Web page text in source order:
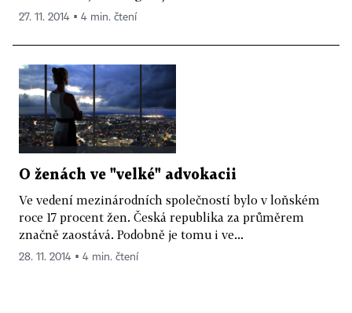
27. 11. 2014 ▪ 4 min. čtení
O ženách ve "velké" advokacii
Ve vedení mezinárodních společností bylo v loňském
roce 17 procent žen. Česká republika za průměrem
značně zaostává. Podobně je tomu i ve...
28. 11. 2014 ▪ 4 min. čtení